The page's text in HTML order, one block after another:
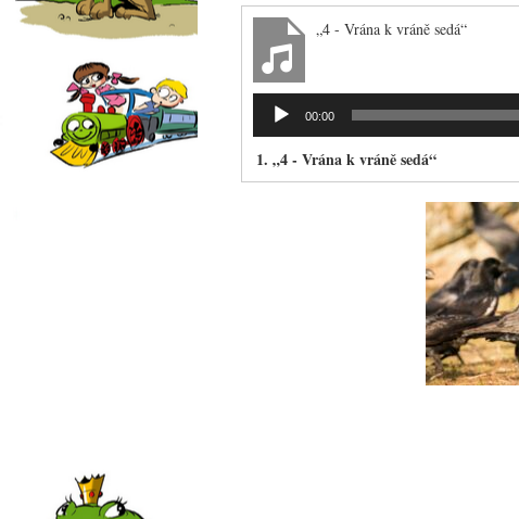
„4 - Vrána k vráně sedá“
Audio
přehrávač00:00
1. „4 - Vrána k vráně sedá“